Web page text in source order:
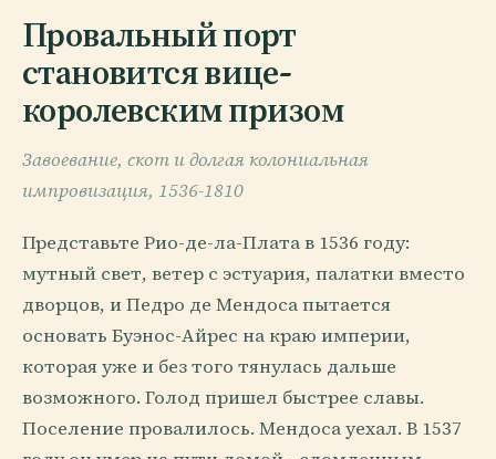
Провальный порт
становится вице-
королевским призом
Завоевание, скот и долгая колониальная
импровизация, 1536-1810
Представьте Рио-де-ла-Плата в 1536 году:
мутный свет, ветер с эстуария, палатки вместо
дворцов, и Педро де Мендоса пытается
основать Буэнос-Айрес на краю империи,
которая уже и без того тянулась дальше
возможного. Голод пришел быстрее славы.
Поселение провалилось. Мендоса уехал. В 1537